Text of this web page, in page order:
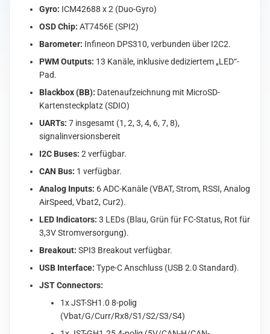
Gyro: ICM42688 x 2 (Duo-Gyro)
OSD Chip: AT7456E (SPI2)
Barometer: Infineon DPS310, verbunden über I2C2.
PWM Outputs: 13 Kanäle, inklusive dediziertem „LED“-
Pad.
Blackbox (BB): Datenaufzeichnung mit MicroSD-
Kartensteckplatz (SDIO)
UARTs: 7 insgesamt (1, 2, 3, 4, 6, 7, 8),
signalinversionsbereit
I2C Buses: 2 verfügbar.
CAN Bus: 1 verfügbar.
Analog Inputs: 6 ADC-Kanäle (VBAT, Strom, RSSI, Analog
AirSpeed, Vbat2, Cur2).
LED Indicators: 3 LEDs (Blau, Grün für FC-Status, Rot für
3,3V Stromversorgung).
Breakout: SPI3 Breakout verfügbar.
USB Interface: Type-C Anschluss (USB 2.0 Standard).
JST Connectors:
1x JST-SH1.0 8-polig
(Vbat/G/Curr/Rx8/S1/S2/S3/S4)